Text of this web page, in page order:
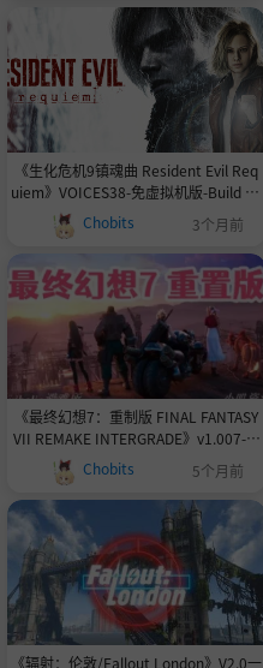
《生化危机9镇魂曲 Resident Evil Req
uiem》VOICES38-免虚拟机版-Build 22
472737正式豪华版|官中免安装-简中76
GB
Chobits 3个月前
《最终幻想7：重制版 FINAL FANTASY
VII REMAKE INTERGRADE》v1.007-精
灵耳环&冒险道具套装-Build 21888968
官中|支持键鼠.手柄|赠多项修改器|赠服
饰MOD容量94GB
Chobits 5个月前
《辐射：伦敦/Fallout London》V2.0一